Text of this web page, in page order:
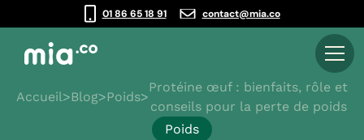
01 86 65 18 91 contact@mia.co
Accueil>Blog>Poids>
Protéine œuf : bienfaits, rôle et
conseils pour la perte de poids
Poids